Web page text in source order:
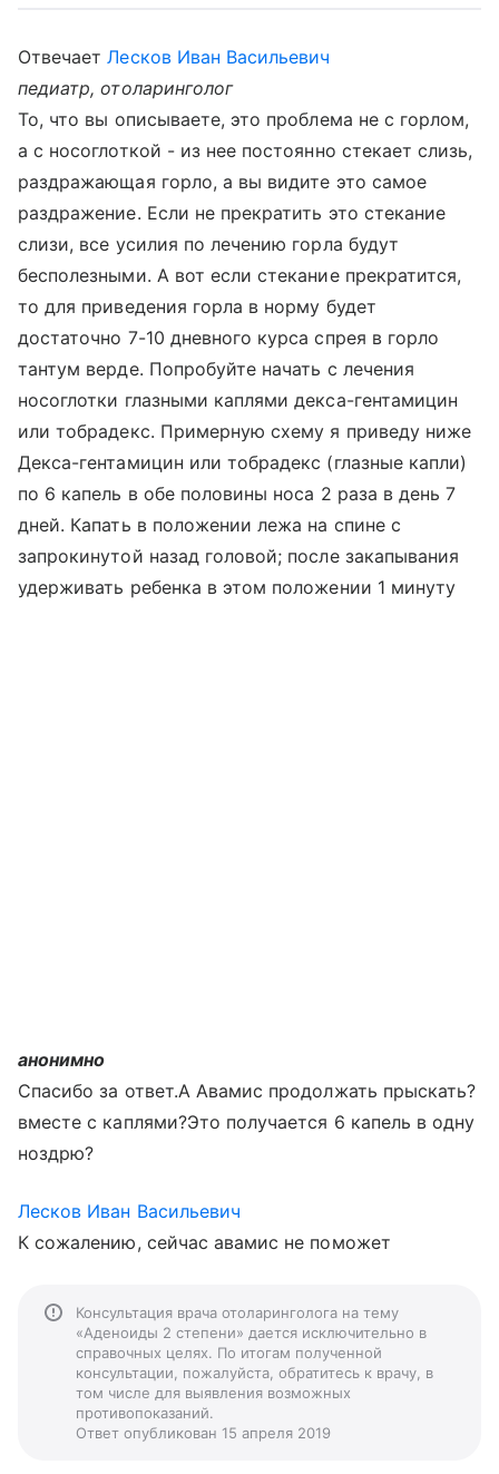
ОтвечаетЛесков Иван Васильевич
педиатр, отоларинголог
То, что вы описываете, это проблема не с горлом,
а с носоглоткой - из нее постоянно стекает слизь,
раздражающая горло, а вы видите это самое
раздражение. Если не прекратить это стекание
слизи, все усилия по лечению горла будут
бесполезными. А вот если стекание прекратится,
то для приведения горла в норму будет
достаточно 7-10 дневного курса спрея в горло
тантум верде. Попробуйте начать с лечения
носоглотки глазными каплями декса-гентамицин
или тобрадекс. Примерную схему я приведу ниже
Декса-гентамицин или тобрадекс (глазные капли)
по 6 капель в обе половины носа 2 раза в день 7
дней. Капать в положении лежа на спине с
запрокинутой назад головой; после закапывания
удерживать ребенка в этом положении 1 минуту
анонимно
Спасибо за ответ.А Авамис продолжать прыскать?
вместе с каплями?Это получается 6 капель в одну
ноздрю?
Лесков Иван Васильевич
К сожалению, сейчас авамис не поможет
Консультация врача отоларинголога на тему
«Аденоиды 2 степени» дается исключительно в
справочных целях. По итогам полученной
консультации, пожалуйста, обратитесь к врачу, в
том числе для выявления возможных
противопоказаний.
Ответ опубликован 15 апреля 2019